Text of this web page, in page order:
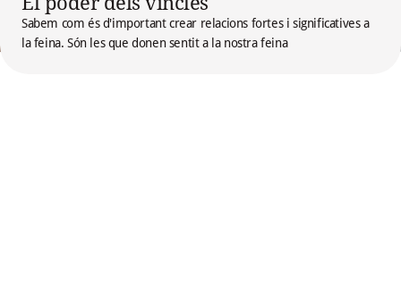
Sabem com és d'important crear relacions fortes i significatives a
la feina. Són les que donen sentit a la nostra feina